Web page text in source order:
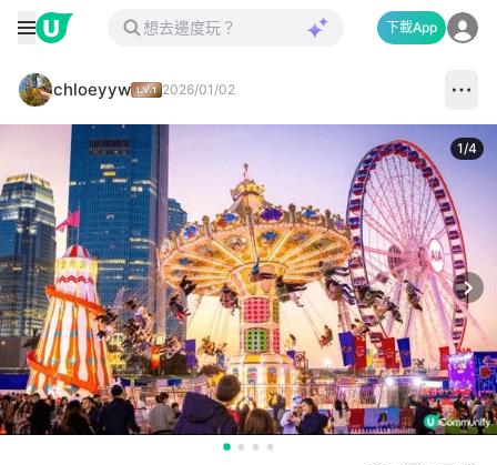
下載App
chloeyyw 2026/01/02
1/4